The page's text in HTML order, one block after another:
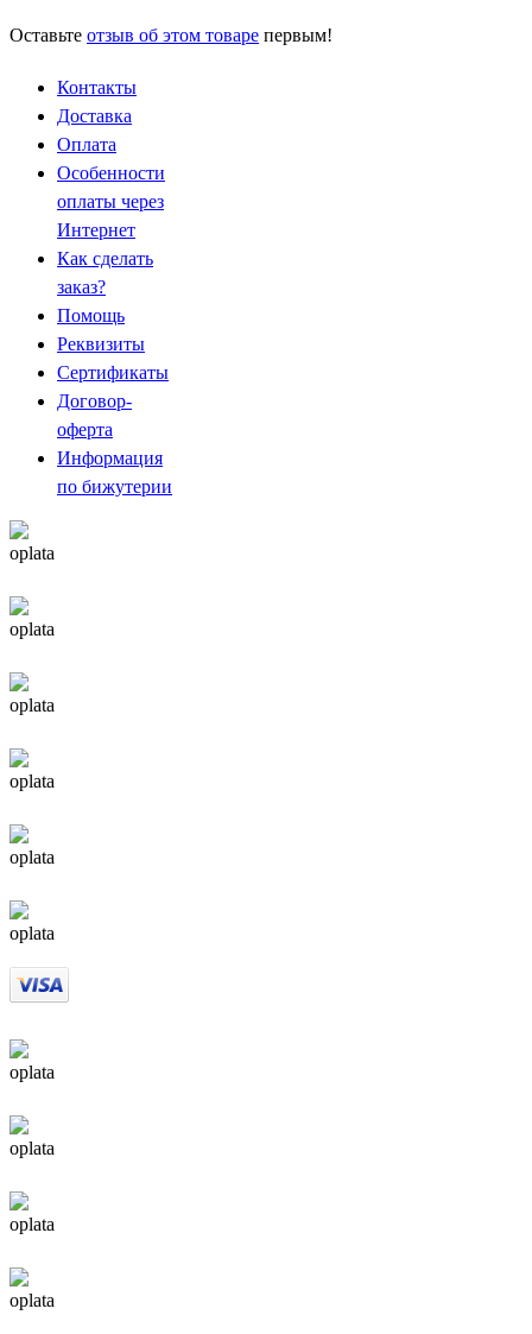
Оставьте отзыв об этом товаре первым!
Контакты
Доставка
Оплата
Особенности
оплаты через
Интернет
Как сделать
заказ?
Помощь
Реквизиты
Сертификаты
Договор-
оферта
Информация
по бижутерии